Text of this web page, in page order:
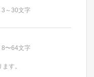
～30文字
〜64文字
す。